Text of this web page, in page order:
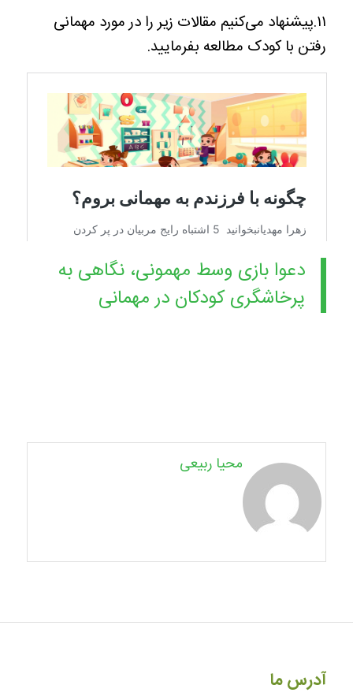
۱۱.پیشنهاد می‌کنیم مقالات زیر را در مورد مهمانی
رفتن با کودک مطالعه بفرمایید.
دعوا بازی وسط مهمونی، نگاهی به
پرخاشگری کودکان در مهمانی
محیا ربیعی
آدرس ما